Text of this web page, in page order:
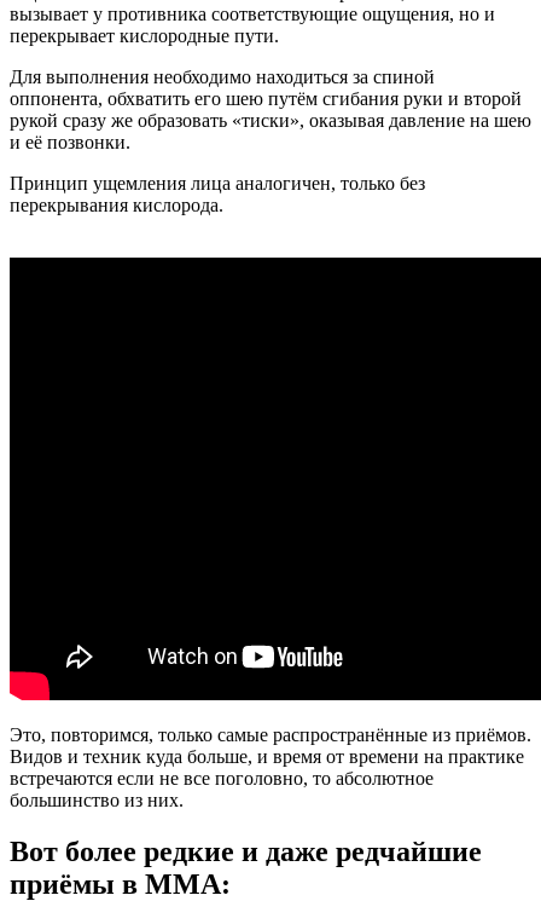
вызывает у противника соответствующие ощущения, но и
перекрывает кислородные пути.
Для выполнения необходимо находиться за спиной
оппонента, обхватить его шею путём сгибания руки и второй
рукой сразу же образовать «тиски», оказывая давление на шею
и её позвонки.
Принцип ущемления лица аналогичен, только без
перекрывания кислорода.
Это, повторимся, только самые распространённые из приёмов.
Видов и техник куда больше, и время от времени на практике
встречаются если не все поголовно, то абсолютное
большинство из них.
Вот более редкие и даже редчайшие
приёмы в ММА: